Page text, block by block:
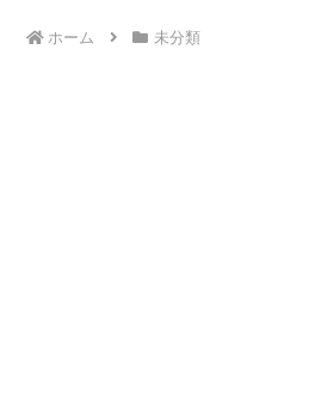
ホーム 未分類